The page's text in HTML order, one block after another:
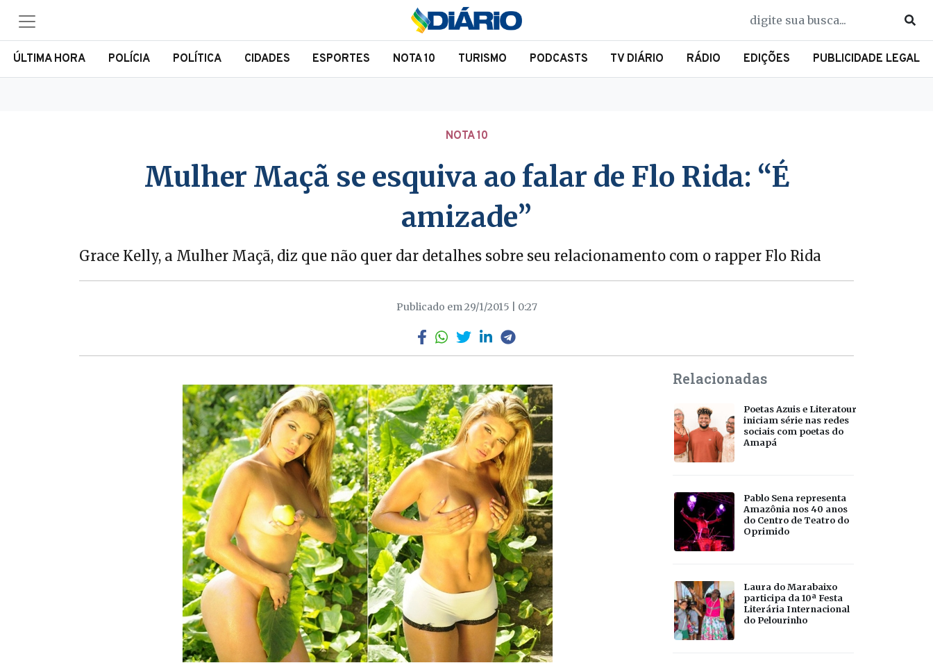
ÚLTIMA HORA POLÍCIA POLÍTICA CIDADES ESPORTES NOTA 10 TURISMO PODCASTS TV DIÁRIO RÁDIO EDIÇÕES PUBLICIDADE LEGAL
NOTA 10
Mulher Maçã se esquiva ao falar de Flo Rida: “É
amizade”
Grace Kelly, a Mulher Maçã, diz que não quer dar detalhes sobre seu relacionamento com o rapper Flo Rida
Publicado em 29/1/2015 | 0:27
Relacionadas
Poetas Azuis e Literatour
iniciam série nas redes
sociais com poetas do
Amapá
Pablo Sena representa
Amazônia nos 40 anos
do Centro de Teatro do
Oprimido
Laura do Marabaixo
participa da 10ª Festa
Literária Internacional
do Pelourinho